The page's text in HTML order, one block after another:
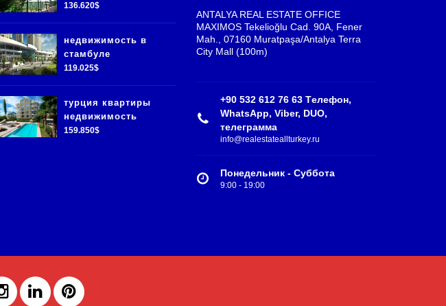
136.620$
недвижимость в
стамбуле
119.025$
турция квартиры
недвижимость
159.850$
ANTALYA REAL ESTATE OFFICE
MAXIMOS Tekelioğlu Cad. 90A, Fener
Mah., 07160 Muratpaşa/Antalya Terra
City Mall (100m)
+90 532 612 76 63 Tелефон,
WhatsApp, Viber, DUO,
телеграмма
info@realestateallturkey.ru
Понедельник - Суббота
9:00 - 19:00